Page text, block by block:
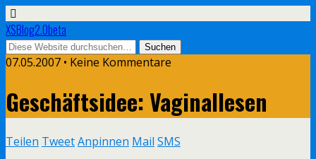
XSBlog2.0beta
07.05.2007 • Keine Kommentare
Geschäftsidee: Vaginallesen
Teilen TweetAnpinnen Mail SMS